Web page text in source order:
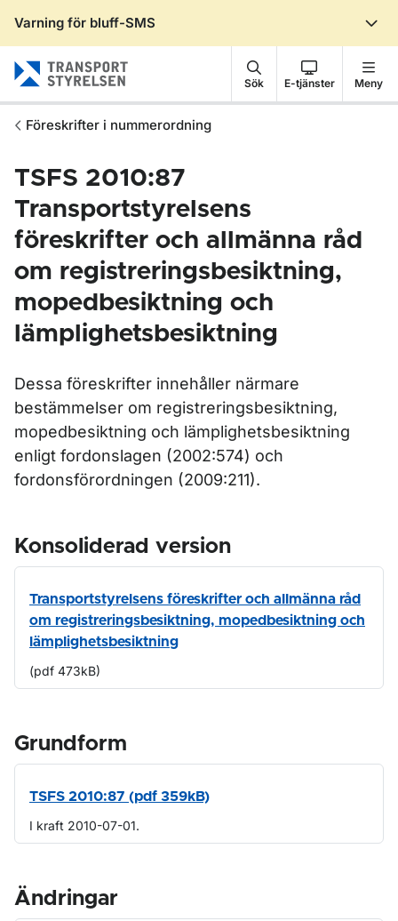
Varning för bluff-SMS
Sök E-tjänster Meny
Föreskrifter i nummerordning
TSFS 2010:87
Transportstyrelsens
föreskrifter och allmänna råd
om registreringsbesiktning,
mopedbesiktning och
lämplighetsbesiktning
Dessa föreskrifter innehåller närmare
bestämmelser om registreringsbesiktning,
mopedbesiktning och lämplighetsbesiktning
enligt fordonslagen (2002:574) och
fordonsförordningen (2009:211).
Konsoliderad version
Transportstyrelsens föreskrifter och allmänna råd
om registreringsbesiktning, mopedbesiktning och
lämplighetsbesiktning
(pdf 473kB)
Grundform
TSFS 2010:87 (pdf 359kB)
I kraft 2010-07-01.
Ändringar